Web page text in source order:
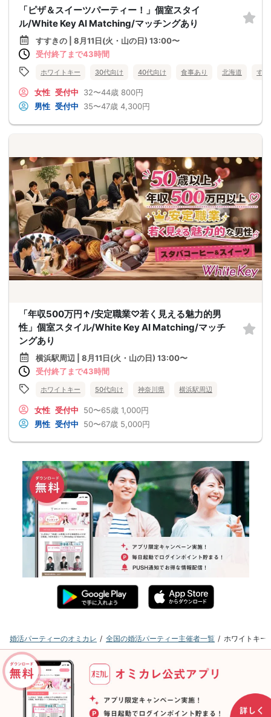
「ピザ＆スイーツパーティー！」個室スタイ
ル/White Key AI Matching/マッチングあり
すすきの | 8月11日(火・山の日) 13:00〜
受付終了まで43時間
ホワイトキー 30代向け 40代向け 食事あり 北海道 す
女性 受付中 32〜44歳 800円
男性 受付中 35〜47歳 4,300円
「年収500万円↑/安定職業♡若く見える魅力的男
性」個室スタイル/White Key AI Matching/マッチ
ングあり
横浜駅周辺 | 8月11日(火・山の日) 13:00〜
受付終了まで43時間
ホワイトキー 50代向け 神奈川県 横浜駅周辺
女性 受付中 50〜65歳 1,000円
男性 受付中 50〜67歳 5,000円
婚活パーティーのオミカレ 全国の婚活パーティー主催者一覧 ホワイトキー